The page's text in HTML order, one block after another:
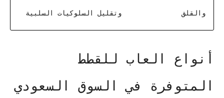
والقلق وتقليل السلوكيات السلبية
أنواع العاب للقطط
المتوفرة في السوق السعودي